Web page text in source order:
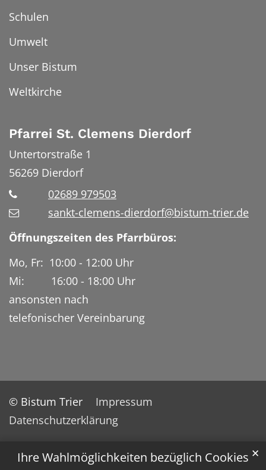
Ihre Wahlmöglichkeiten bezüglich Cookies ✕
Schulen
Umwelt
Unser Bistum
Weltkirche
Pfarrei St. Clemens Dierdorf
Untertorstraße 1
56269 Dierdorf
02689 979503
sankt-clemens-dierdorf@bistum-trier.de
Öffnungszeiten des Pfarrbüros:
Mo, Fr: 10:00 - 12:00 Uhr
Mi: 16:00 - 18:00 Uhr
ansonsten nach
telefonischer Vereinbarung
© Bistum Trier
Impressum
Datenschutzerklärung